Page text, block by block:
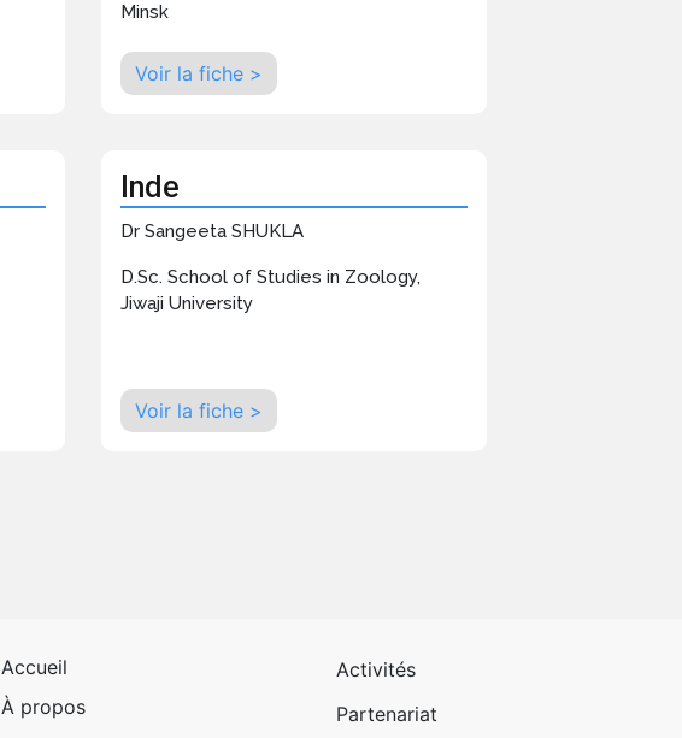
Minsk
Voir la fiche >
Inde
Dr Sangeeta SHUKLA
D.Sc. School of Studies in Zoology,
Jiwaji University
Voir la fiche >
Pied de page 1
Accueil
À propos
Pied de page 2
Activités
Partenariat